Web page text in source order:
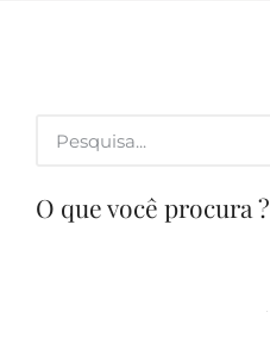
O que você procura ?